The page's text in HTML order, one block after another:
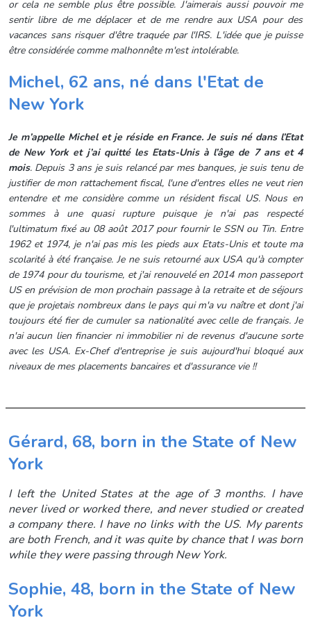
or cela ne semble plus être possible. J'aimerais aussi pouvoir me
sentir libre de me déplacer et de me rendre aux USA pour des
vacances sans risquer d'être traquée par l'IRS. L'idée que je puisse
être considérée comme malhonnête m'est intolérable.
Michel, 62 ans, né dans l'Etat de
New York
Je m’appelle Michel et je réside en France.Je suis né dans l’Etat
de New York et j’ai quitté les Etats-Unis à l’âge de 7 ans et 4
mois. Depuis 3 ans je suis relancé par mes banques, je suis tenu de
justifier de mon rattachement fiscal, l'une d'entres elles ne veut rien
entendre et me considère comme un résident fiscal US. Nous en
sommes à une quasi rupture puisque je n'ai pas respecté
l'ultimatum fixé au 08 août 2017 pour fournir le SSN ou Tin. Entre
1962 et 1974, je n'ai pas mis les pieds aux Etats-Unis et toute ma
scolarité à été française. Je ne suis retourné aux USA qu'à compter
de 1974 pour du tourisme, et j'ai renouvelé en 2014 mon passeport
US en prévision de mon prochain passage à la retraite et de séjours
que je projetais nombreux dans le pays qui m'a vu naître et dont j'ai
toujours été fier de cumuler sa nationalité avec celle de français. Je
n'ai aucun lien financier ni immobilier ni de revenus d'aucune sorte
avec les USA. Ex-Chef d'entreprise je suis aujourd'hui bloqué aux
niveaux de mes placements bancaires et d'assurance vie !!
Gérard, 68, born in the State of New
York
I left the United States at the age of 3 months. I have
never lived or worked there, and never studied or created
a company there. I have no links with the US. My parents
are both French, and it was quite by chance that I was born
while they were passing through New York.
Sophie, 48, born in the State of New
York